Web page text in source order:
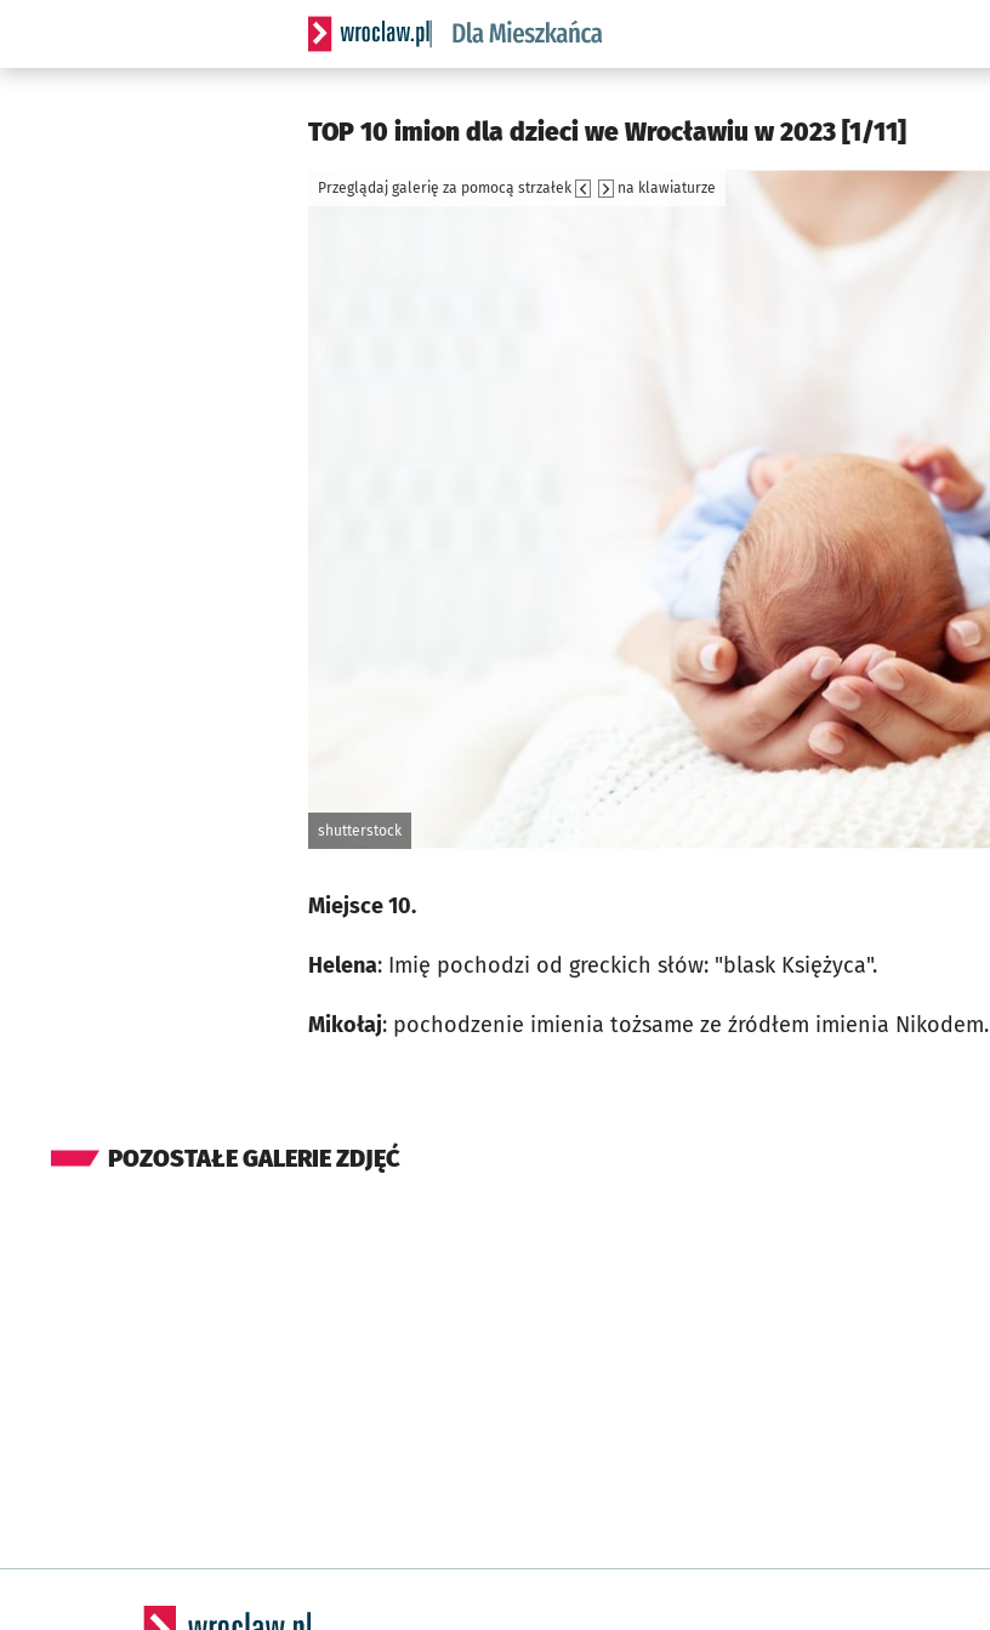
Serwis informacyjny wroclaw.pl podserwis: Dla mieszkańca
TOP 10 imion dla dzieci we Wrocławiu w 2023 [1/11]
shutterstock
Przeglądaj galerię za pomocą strzałek na klawiaturze
Miejsce 10.
Helena: Imię pochodzi od greckich słów: "blask Księżyca".
Mikołaj: pochodzenie imienia tożsame ze źródłem imienia Nikodem.
POZOSTAŁE GALERIE ZDJĘĆ